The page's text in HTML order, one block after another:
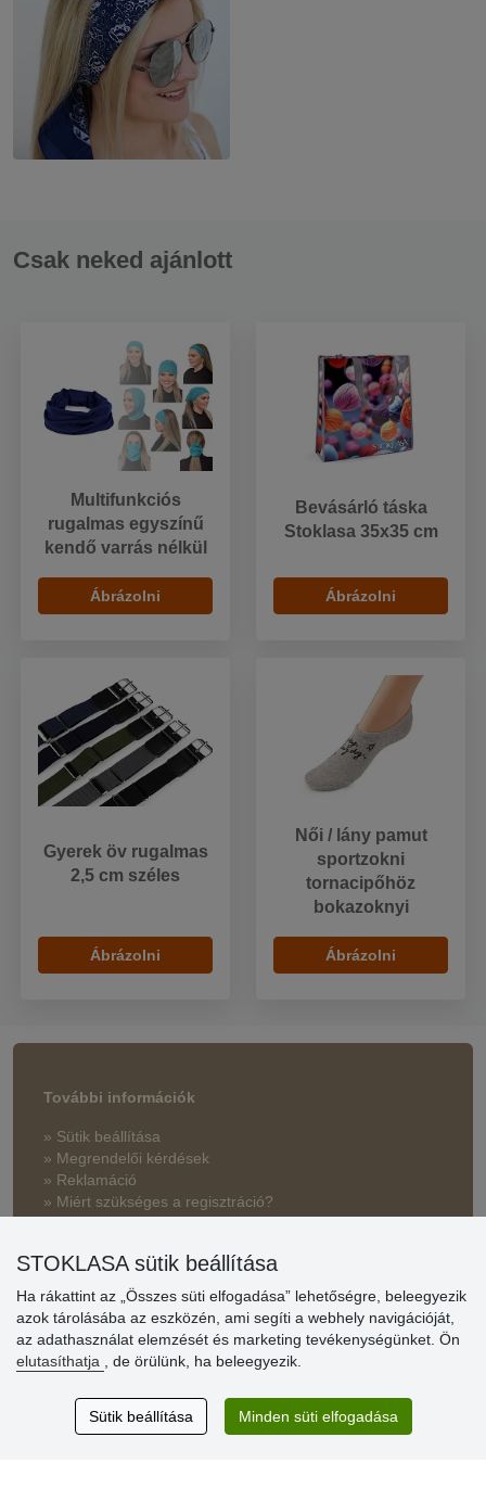
Csak neked ajánlott
Multifunkciós
rugalmas egyszínű
kendő varrás nélkül
Ábrázolni
Bevásárló táska
Stoklasa 35x35 cm
Ábrázolni
Gyerek öv rugalmas
2,5 cm széles
Ábrázolni
Női / lány pamut
sportzokni
tornacipőhöz
bokazoknyi
Ábrázolni
További információk
» Sütik beállítása
» Megrendelői kérdések
» Reklamáció
» Miért szükséges a regisztráció?
vásárlóinknak
» Súgó
Vásárlók
értékelése
STOKLASA sütik beállítása
Ha rákattint az „Összes süti elfogadása” lehetőségre, beleegyezik
azok tárolásába az eszközén, ami segíti a webhely navigációját,
az adathasználat elemzését és marketing tevékenységünket. Ön
elutasíthatja
, de örülünk, ha beleegyezik.
Sütik beállítása Minden süti elfogadása